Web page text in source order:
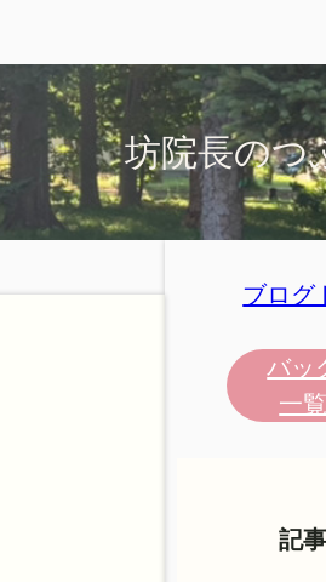
坊院長のつ
ブログ
バッ
一
記